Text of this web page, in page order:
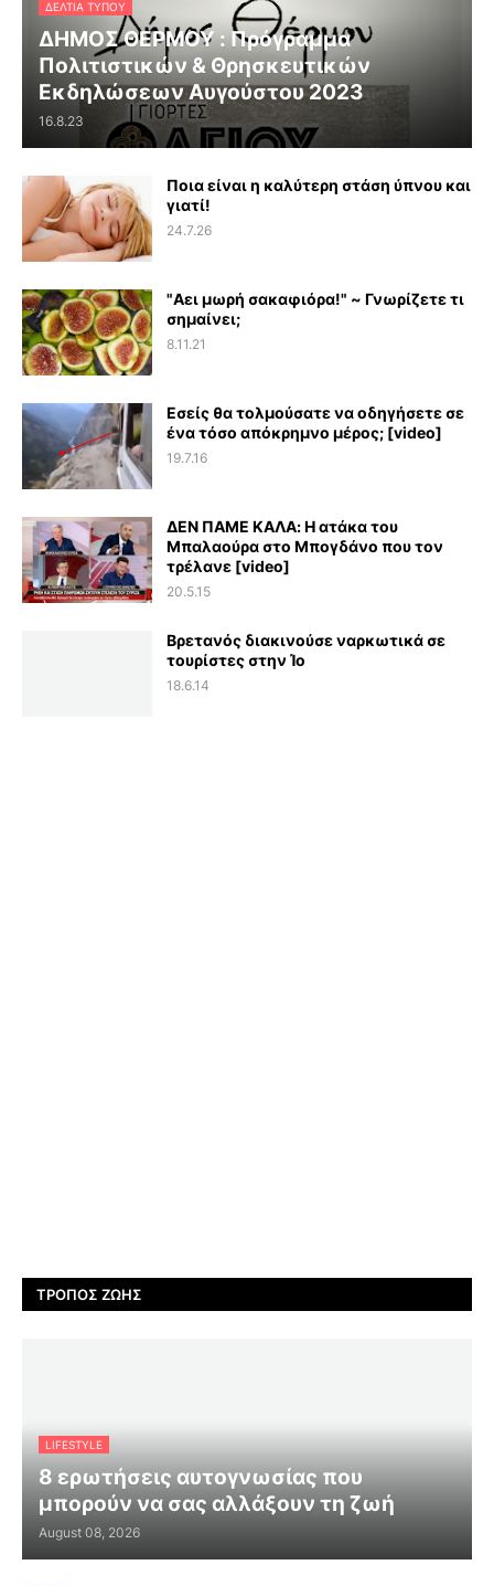
ΔΕΛΤΊΑ ΤΎΠΟΥ
ΔΗΜΟΣ ΘΕΡΜΟΥ : Πρόγραμμα
Πολιτιστικών & Θρησκευτικών
Εκδηλώσεων Αυγούστου 2023
16.8.23
Ποια είναι η καλύτερη στάση ύπνου και
γιατί!
24.7.26
"Αει μωρή σακαφιόρα!" ~ Γνωρίζετε τι
σημαίνει;
8.11.21
Εσείς θα τολμούσατε να οδηγήσετε σε
ένα τόσο απόκρημνο μέρος; [video]
19.7.16
ΔΕΝ ΠΑΜΕ ΚΑΛΑ: Η ατάκα του
Μπαλαούρα στο Μπογδάνο που τον
τρέλανε [video]
20.5.15
Βρετανός διακινούσε ναρκωτικά σε
τουρίστες στην Ίο
18.6.14
ΤΡΌΠΟΣ ΖΩΉΣ
LIFESTYLE
8 ερωτήσεις αυτογνωσίας που
μπορούν να σας αλλάξουν τη ζωή
August 08, 2026